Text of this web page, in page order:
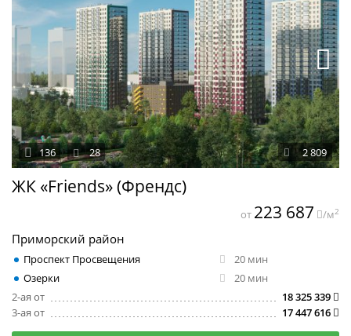
ЖК «Friends» (Френдс)
2 809
136 28
Приморский район
Проспект Просвещения
20 мин
Озерки
20 мин
2-ая от
18 325 339
3-ая от
17 447 616
от 223 687 /м2